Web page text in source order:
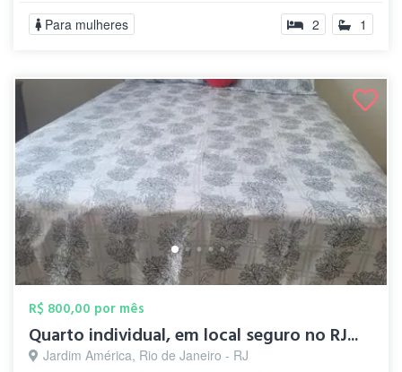
Para mulheres 2 1
R$ 800,00 por mês
Quarto individual, em local seguro no RJ...
Jardim América, Rio de Janeiro - RJ